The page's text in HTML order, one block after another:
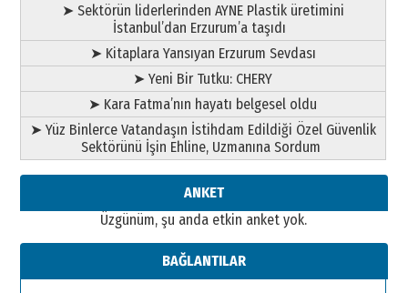
➤ Sektörün liderlerinden AYNE Plastik üretimini
İstanbul’dan Erzurum’a taşıdı
➤ Kitaplara Yansıyan Erzurum Sevdası
➤ Yeni Bir Tutku: CHERY
➤ Kara Fatma’nın hayatı belgesel oldu
➤ Yüz Binlerce Vatandaşın İstihdam Edildiği Özel Güvenlik
Sektörünü İşin Ehline, Uzmanına Sordum
ANKET
Üzgünüm, şu anda etkin anket yok.
BAĞLANTILAR